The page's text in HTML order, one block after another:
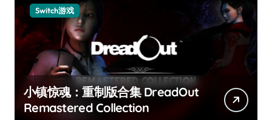
Switch游戏
小镇惊魂：重制版合集 DreadOut
Remastered Collection